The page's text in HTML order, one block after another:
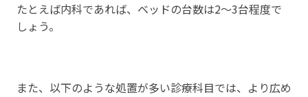
たとえば内科であれば、ベッドの台数は2～3台程度で
しょう。
また、以下のような処置が多い診療科目では、より広め